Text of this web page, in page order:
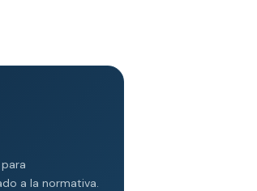
a la normativa.